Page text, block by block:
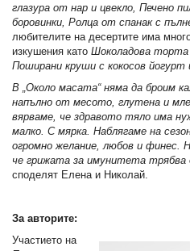
глазура от нар и цвекло, Печено
боровинки, Ролца от спанак с
любителите на десертите има
изкушения като Шоколадова торта
Поширани круши с кокосов
В „Около масата“ няма да броим
напълно от месото, глутена и
вярваме, че здравото тяло има
малко. С мярка. Наблягаме на
огромно желание, любов и финес.
че грижата за имунитета трябва
споделят Елена и Николай.
За авторите:
Участието на